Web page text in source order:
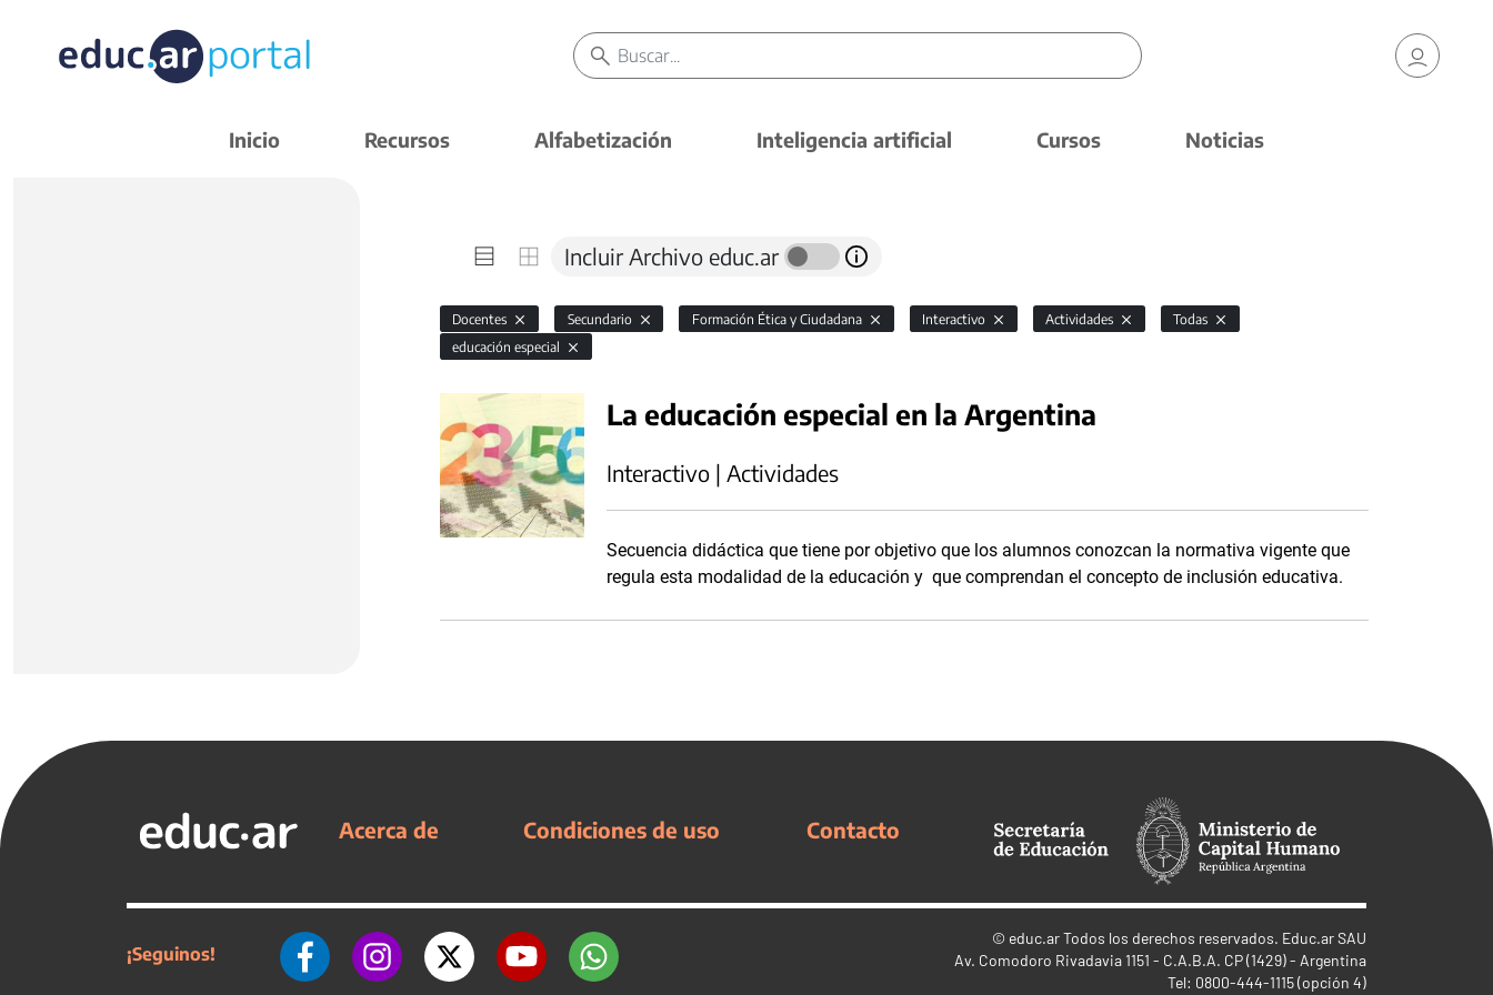
Inicio Recursos Alfabetización Inteligencia artificial Cursos Noticias
Incluir Archivo educ.ar
Docentes Secundario Formación Ética y Ciudadana Interactivo Actividades
Todas
educación especial
La educación especial en la Argentina
Interactivo | Actividades
Secuencia didáctica que tiene por objetivo que los alumnos conozcan la normativa vigente que
regula esta modalidad de la educación y que comprendan el concepto de inclusión educativa.
Acerca de Condiciones de uso Contacto
¡Seguinos!
© educ.arTodos los derechos reservados. Educ.ar SAU
Av. Comodoro Rivadavia 1151 - C.A.B.A. CP (1429) - Argentina
Tel: 0800-444-1115 (opción 4)